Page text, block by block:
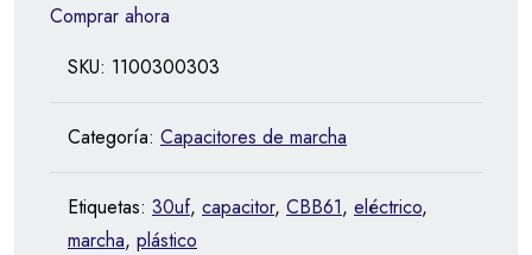
Comprar ahora
SKU: 1100300303
Categoría: Capacitores de marcha
Etiquetas: 30uf, capacitor, CBB61, eléctrico,
marcha, plástico